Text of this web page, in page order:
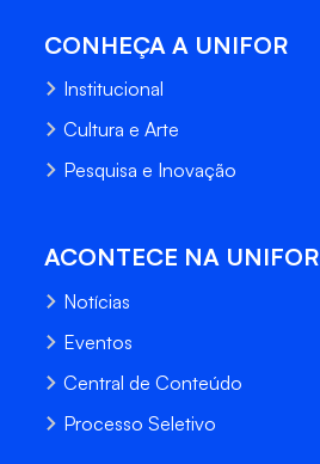
CONHEÇA A UNIFOR
Institucional
Cultura e Arte
Pesquisa e Inovação
ACONTECE NA UNIFOR
Notícias
Eventos
Central de Conteúdo
Processo Seletivo